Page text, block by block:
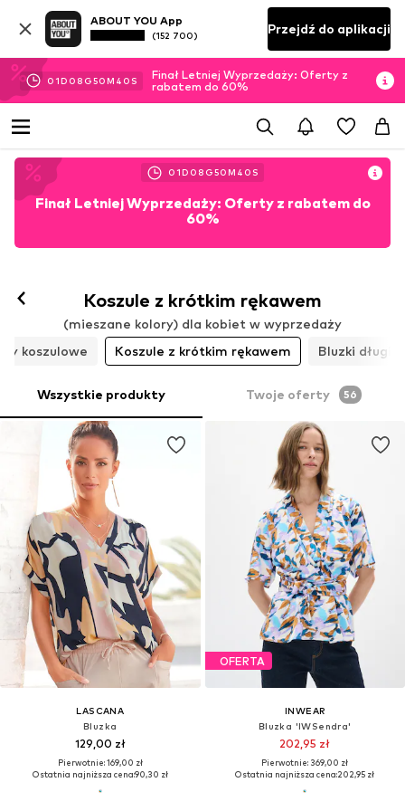
ABOUT YOU App
(152 700) Przejdź do aplikacji
01D 08 G50M 38 S
Finał Letniej Wyprzedaży: Oferty z
rabatem do 60%
01D 08 G50M 38 S
Finał Letniej Wyprzedaży: Oferty z rabatem do
60%
Koszule z krótkim rękawem
(mieszane kolory) dla kobiet w wyprzedaży
koszulowe
Koszule z krótkim rękawem Bluzki długie
Wszystkie produkty Twoje oferty 56
LASCANA
Bluzka
129,00 zł
Pierwotnie: 169,00 zł
Ostatnia najniższa cena:90,30 zł
OFERTA
INWEAR
Bluzka 'IWSendra'
202,95 zł
Pierwotnie: 369,00 zł
Ostatnia najniższa cena:202,95 zł